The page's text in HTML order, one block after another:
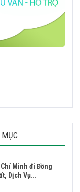
MỤC
Chí Minh đi Đồng
Dịch Vụ...